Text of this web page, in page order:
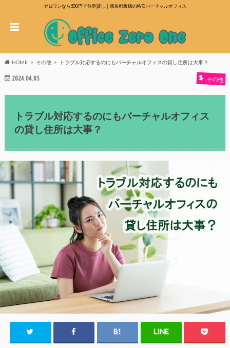
ゼロワンなら500円で住所貸し｜東京都板橋の格安バーチャルオフィス
HOME その他 トラブル対応するのにもバーチャルオフィスの貸し住所は大事？
2024.04.05 その他
トラブル対応するのにもバーチャルオフィス
の貸し住所は大事？